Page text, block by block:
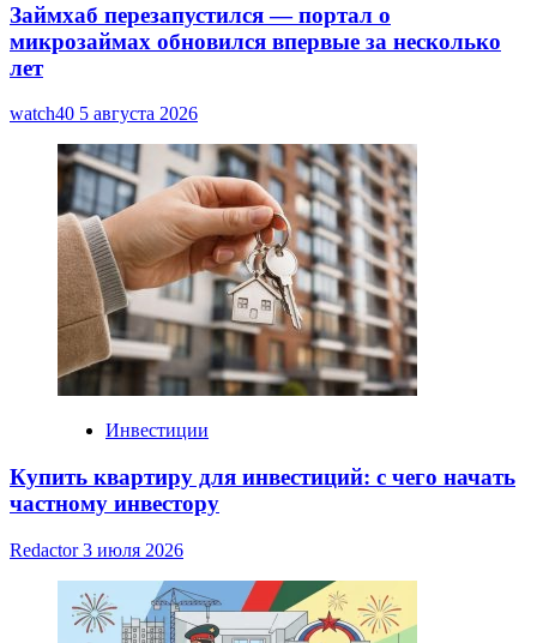
Займхаб перезапустился — портал о
микрозаймах обновился впервые за несколько
лет
watch40 5 августа 2026
Инвестиции
Купить квартиру для инвестиций: с чего начать
частному инвестору
Redactor3 июля 2026